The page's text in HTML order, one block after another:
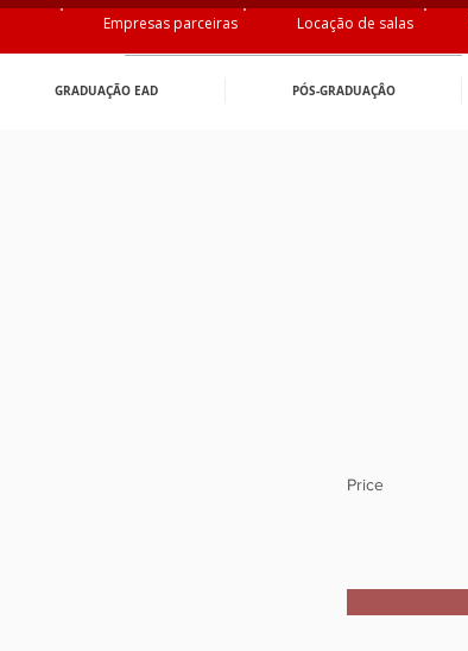
Locação de salas
Empresas parceiras
GRADUAÇÃO EAD PÓS-GRADUAÇÂO
Price